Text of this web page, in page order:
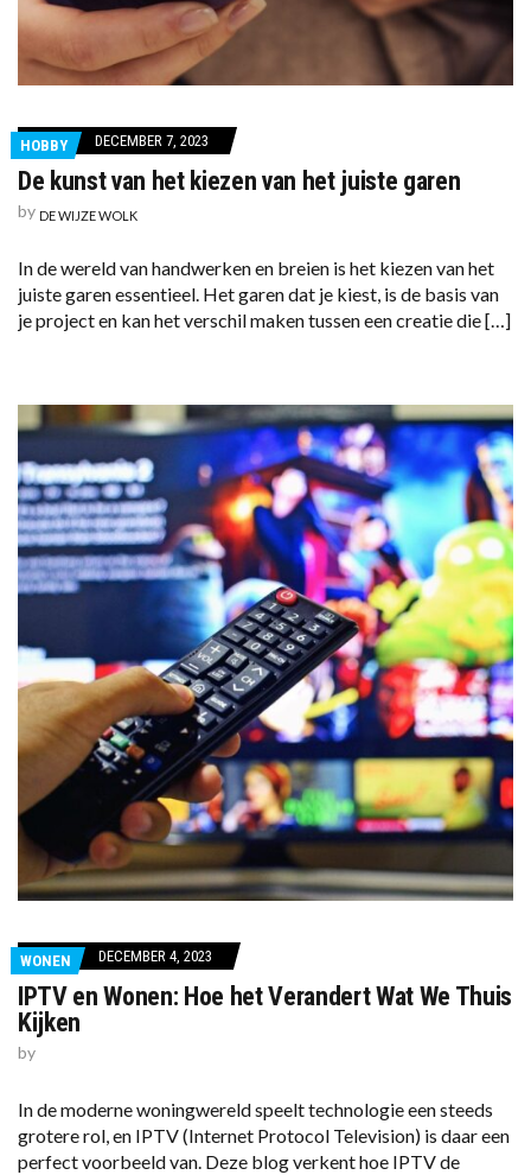
HOBBY DECEMBER 7, 2023
De kunst van het kiezen van het juiste garen
by DE WIJZE WOLK
In de wereld van handwerken en breien is het kiezen van het
juiste garen essentieel. Het garen dat je kiest, is de basis van
je project en kan het verschil maken tussen een creatie die […]
WONEN DECEMBER 4, 2023
IPTV en Wonen: Hoe het Verandert Wat We Thuis
Kijken
by
In de moderne woningwereld speelt technologie een steeds
grotere rol, en IPTV (Internet Protocol Television) is daar een
perfect voorbeeld van. Deze blog verkent hoe IPTV de